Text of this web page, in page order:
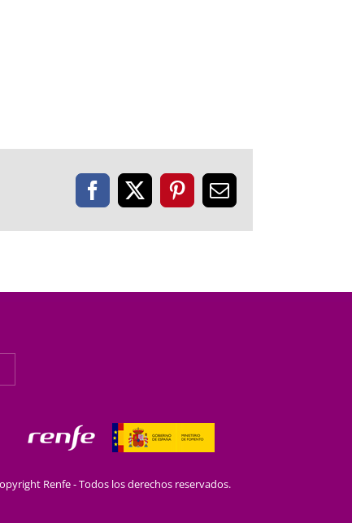
Facebook
X PinterestCorreo
Renfe - Todos los derechos reservados.